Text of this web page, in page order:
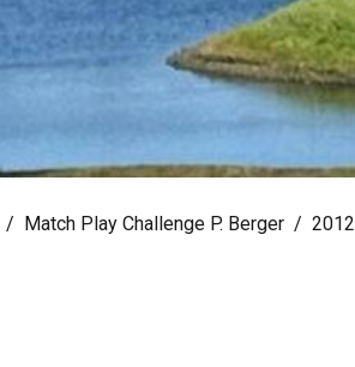
Match Play Challenge P. Berger 2012